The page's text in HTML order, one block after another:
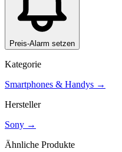
Preis-Alarm setzen
Kategorie
Smartphones & Handys →
Hersteller
Sony →
Ähnliche Produkte